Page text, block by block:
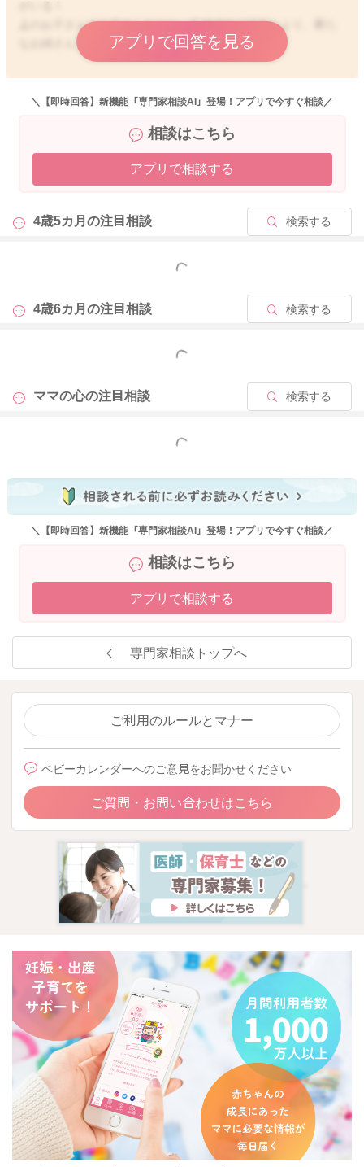
上のお子さんはお子さんなりに、兄弟姉妹の誕生により、新た
なお姉さんと言う役割が課せられていますね。
これは、長子であれば致し方ないですが、お子さんなりに頑張
っていて、いわゆる赤ちゃん返りのような精神的な反応が生じ
特に2〜3歳児であれば、お子さんはまだ欲求第一の意思表示で
も致し方ないでしょうから、お姉さんになる過程を踏み、適応
くできずに、過敏性や過剰な動揺が目立ったりしても仕方ない
です。4歳児でも同様の反応があることも。
おふたりの育児が始まって数ヶ月のところですね。頑張ってい
まだまだ産後。ママさんの疲れも出る時期です。
【お兄ちゃんお姉ちゃんだから我慢しなくてはならない事を伝
えるのではなく、今の状況や行為について見通しを理解できる
ように伝えていくことです。】
4歳児は自ら落ち着く力をつけられる時期になっていますから、
よろしくお願いします🙇‍♂️
アプリで回答を見る
＼【即時回答】新機能「専門家相談AI」登場！アプリで今すぐ相談／
相談はこちら
アプリで相談する
4歳5カ月の注目相談 検索する
もっと見る
4歳6カ月の注目相談 検索する
もっと見る
ママの心の注目相談 検索する
もっと見る
＼【即時回答】新機能「専門家相談AI」登場！アプリで今すぐ相談／
相談はこちら
アプリで相談する
専門家相談トップへ
ご利用のルールとマナー
ベビーカレンダーへのご意見をお聞かせください
ご質問・お問い合わせはこちら